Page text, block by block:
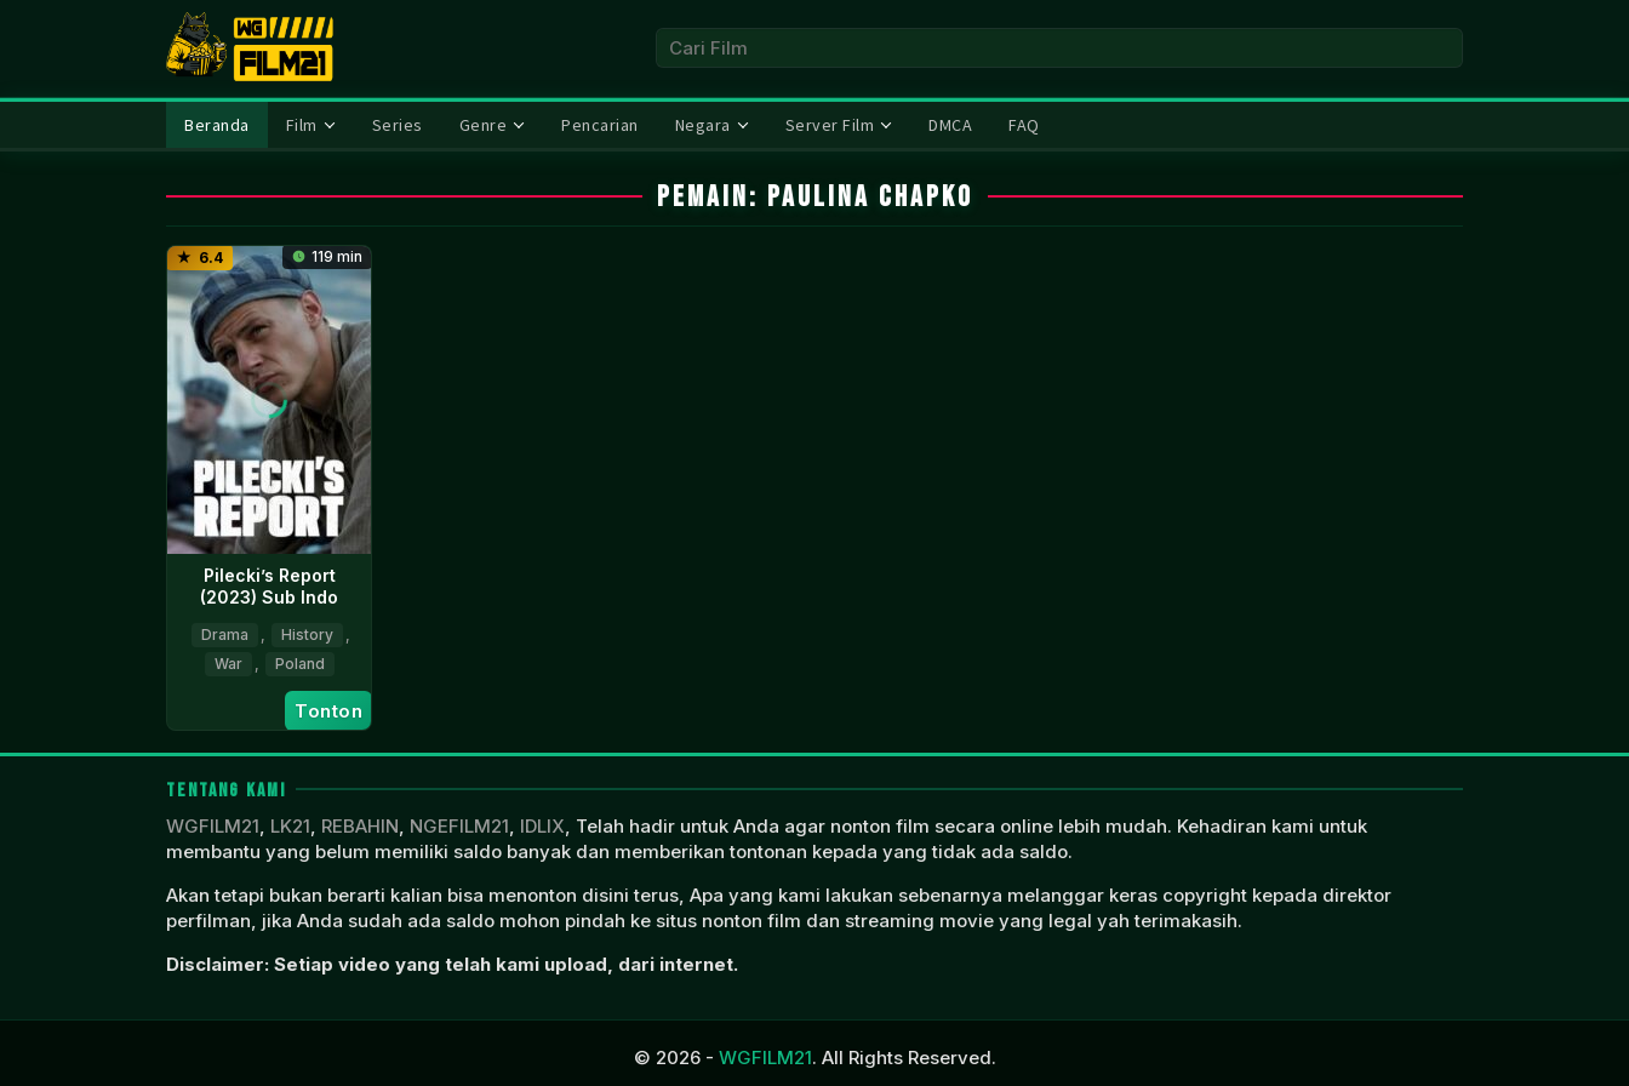
Beranda Film Series Genre Pencarian Negara Server Film DMCA FAQ
Pemain: Paulina Chapko
6.4 119 min
Pilecki’s Report
(2023) Sub Indo
Drama , History
,
War
, Poland
Sep
2023
Barbara
Burska
Tonton
TENTANG KAMI
WGFILM21, LK21, REBAHIN, NGEFILM21, IDLIX, Telah hadir untuk Anda agar nonton film secara online lebih mudah. Kehadiran kami untuk
membantu yang belum memiliki saldo banyak dan memberikan tontonan kepada yang tidak ada saldo.
Akan tetapi bukan berarti kalian bisa menonton disini terus, Apa yang kami lakukan sebenarnya melanggar keras copyright kepada direktor
perfilman, jika Anda sudah ada saldo mohon pindah ke situs nonton film dan streaming movie yang legal yah terimakasih.
Disclaimer: Setiap video yang telah kami upload, dari internet.
© 2026 - WGFILM21. All Rights Reserved.